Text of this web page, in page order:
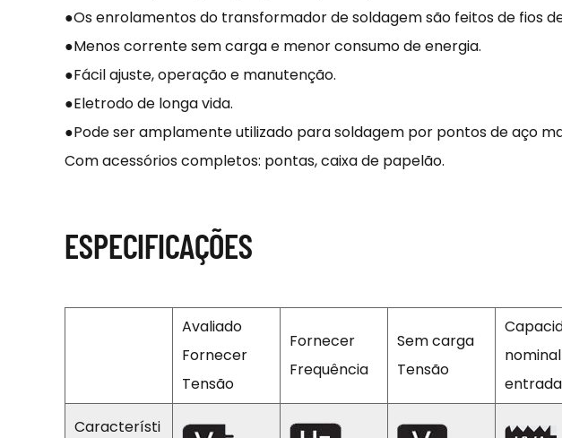
●Os enrolamentos do transformador de soldagem são feitos de fios
●Menos corrente sem carga e menor consumo de energia.
●Fácil ajuste, operação e manutenção.
●Eletrodo de longa vida.
●Pode ser amplamente utilizado para soldagem por pontos de aço
Com acessórios completos: pontas, caixa de papelão.
ESPECIFICAÇÕES
Avaliado
Fornecer
Tensão
Fornecer
Frequência
Sem carga
Tensão
entrada
Característi